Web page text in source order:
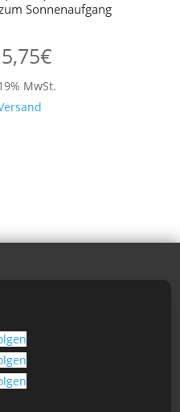
Sonnenaufgang
€
MwSt.